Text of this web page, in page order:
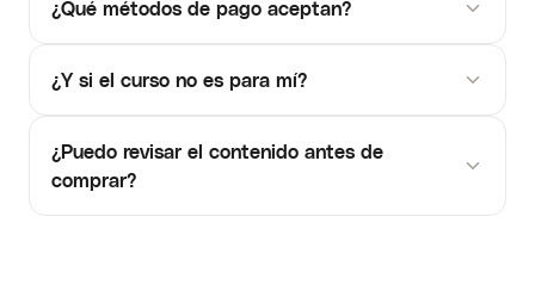
¿Qué métodos de pago aceptan?
¿Y si el curso no es para mí?
¿Puedo revisar el contenido antes de
comprar?